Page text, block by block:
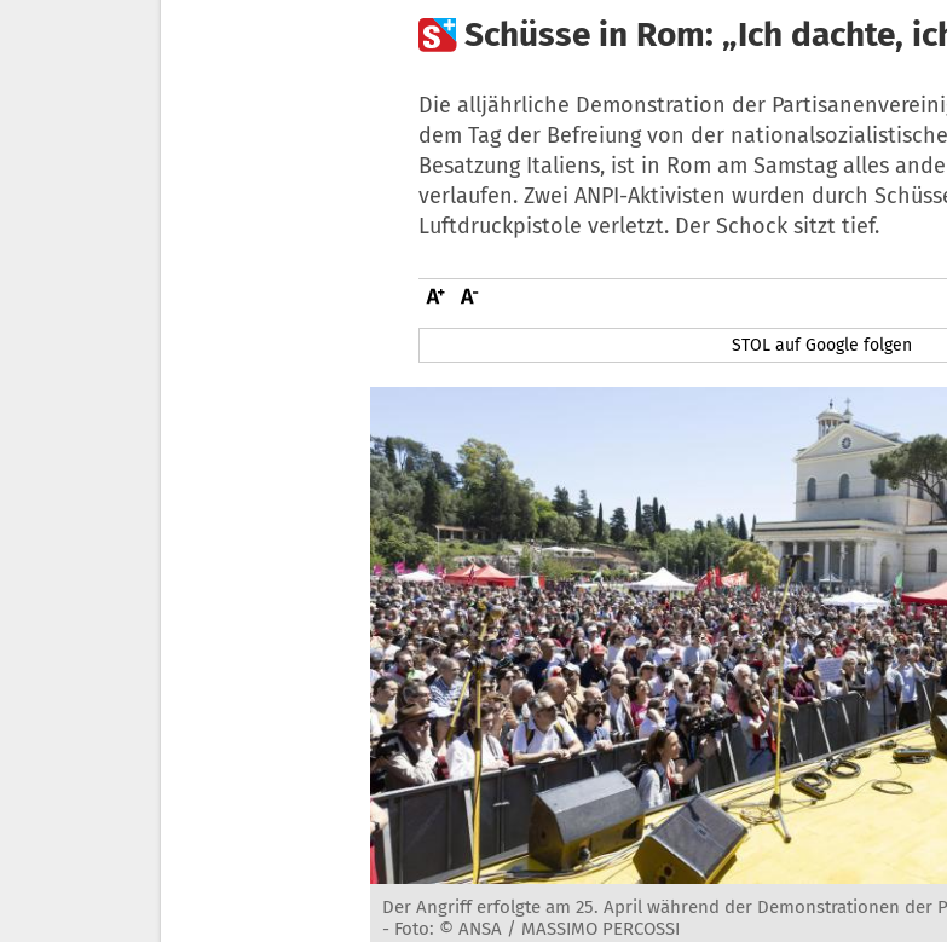
Schüsse in Rom: „Ich dachte,
Die alljährliche Demonstration der
dem Tag der Befreiung von der
Besatzung Italiens, ist in Rom am Samstag alles
verlaufen. Zwei ANPI-Aktivisten wurden durch
Luftdruckpistole verletzt. Der Schock sitzt tief.
STOL auf Google folgen
Der Angriff erfolgte am 25. April während der Demonstrationen der
- Foto: © ANSA / MASSIMO PERCOSSI